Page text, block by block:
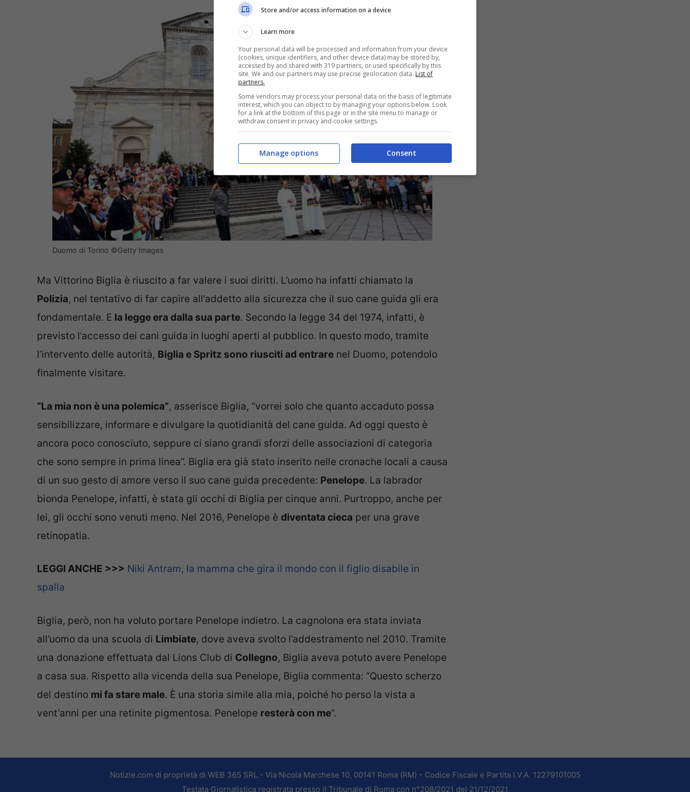
Duomo di Torino ©Getty Images
Ma Vittorino Biglia è riuscito a far valere i suoi diritti. L’uomo ha infatti chiamato la
Polizia, nel tentativo di far capire all’addetto alla sicurezza che il suo cane guida gli era
fondamentale. E la legge era dalla sua parte. Secondo la legge 34 del 1974, infatti, è
previsto l’accesso dei cani guida in luoghi aperti al pubblico. In questo modo, tramite
l’intervento delle autorità, Biglia e Spritz sono riusciti ad entrare nel Duomo, potendolo
finalmente visitare.
“La mia non è una polemica”, asserisce Biglia, “vorrei solo che quanto accaduto possa
sensibilizzare, informare e divulgare la quotidianità del cane guida. Ad oggi questo è
ancora poco conosciuto, seppure ci siano grandi sforzi delle associazioni di categoria
che sono sempre in prima linea”. Biglia era già stato inserito nelle cronache locali a causa
di un suo gesto di amore verso il suo cane guida precedente: Penelope. La labrador
bionda Penelope, infatti, è stata gli occhi di Biglia per cinque anni. Purtroppo, anche per
lei, gli occhi sono venuti meno. Nel 2016, Penelope è diventata cieca per una grave
retinopatia.
LEGGI ANCHE >>> Niki Antram, la mamma che gira il mondo con il figlio disabile in
spalla
Biglia, però, non ha voluto portare Penelope indietro. La cagnolona era stata inviata
all’uomo da una scuola di Limbiate, dove aveva svolto l’addestramento nel 2010. Tramite
una donazione effettuata dal Lions Club di Collegno, Biglia aveva potuto avere Penelope
a casa sua. Rispetto alla vicenda della sua Penelope, Biglia commenta: “Questo scherzo
del destino mi fa stare male. È una storia simile alla mia, poiché ho perso la vista a
vent’anni per una retinite pigmentosa. Penelope resterà con me“.
Notizie.com di proprietà di WEB 365 SRL - Via Nicola Marchese 10, 00141 Roma (RM) - Codice Fiscale e Partita I.V.A. 12279101005
Testata Giornalistica registrata presso il Tribunale di Roma con n°208/2021 del 21/12/2021
Store and/or access information on a device
Learn more
Your personal data will be processed and information from your device
(cookies, unique identifiers, and other device data) may be stored by,
accessed by and shared with 319 partners, or used specifically by this
site. We and our partners may use precise geolocation data. List of
partners.
Some vendors may process your personal data on the basis of legitimate
interest, which you can object to by managing your options below. Look
for a link at the bottom of this page or in the site menu to manage or
withdraw consent in privacy and cookie settings.
Consent
Manage options